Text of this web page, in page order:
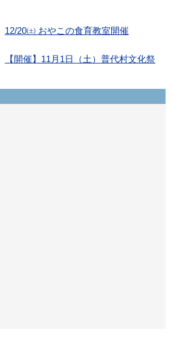
12/20㈯ おやこの食育教室開催
【開催】11月1日（土）普代村文化祭